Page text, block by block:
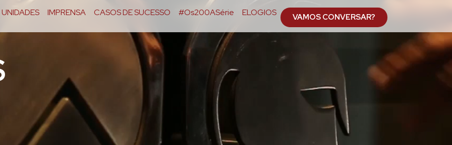
UNIDADES IMPRENSA CASOS DE SUCESSO #Os200ASérie ELOGIOS VAMOS CONVERSAR?